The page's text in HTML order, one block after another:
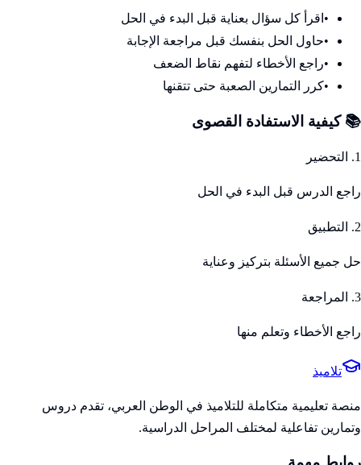
• اقرأ كل سؤال بعناية قبل البدء في الحل
•حاول الحل بنفسك قبل مراجعة الإجابة
•راجع الأخطاء لتفهم نقاط الضعف
•كرر التمارين الصعبة حتى تتقنها
📚 كيفية الاستفادة القصوى
1. التحضير
راجع الدرس قبل البدء في الحل
2. التطبيق
حل جميع الأسئلة بتركيز وعناية
3. المراجعة
راجع الأخطاء وتعلم منها
تلاميذ
منصة تعليمية متكاملة للتلاميذ في الوطن العربي، تقدم دروس
وتمارين تفاعلية لمختلف المراحل الدراسية.